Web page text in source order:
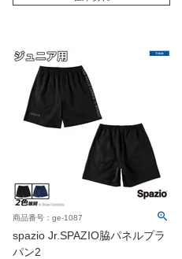
商品番号：ge-1087
spazio Jr.SPAZIO脇パネルプラ
パン2